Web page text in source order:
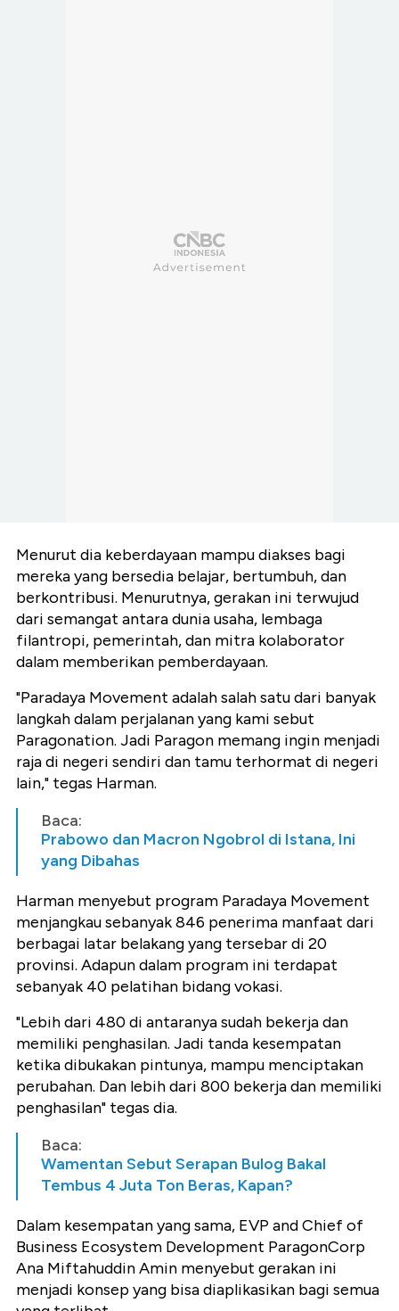
Menurut dia keberdayaan mampu diakses bagi
mereka yang bersedia belajar, bertumbuh, dan
berkontribusi. Menurutnya, gerakan ini terwujud
dari semangat antara dunia usaha, lembaga
filantropi, pemerintah, dan mitra kolaborator
dalam memberikan pemberdayaan.
"Paradaya Movement adalah salah satu dari banyak
langkah dalam perjalanan yang kami sebut
Paragonation. Jadi Paragon memang ingin menjadi
raja di negeri sendiri dan tamu terhormat di negeri
lain," tegas Harman.
Baca:
Prabowo dan Macron Ngobrol di Istana, Ini
yang Dibahas
Harman menyebut program Paradaya Movement
menjangkau sebanyak 846 penerima manfaat dari
berbagai latar belakang yang tersebar di 20
provinsi. Adapun dalam program ini terdapat
sebanyak 40 pelatihan bidang vokasi.
"Lebih dari 480 di antaranya sudah bekerja dan
memiliki penghasilan. Jadi tanda kesempatan
ketika dibukakan pintunya, mampu menciptakan
perubahan. Dan lebih dari 800 bekerja dan memiliki
penghasilan" tegas dia.
Baca:
Wamentan Sebut Serapan Bulog Bakal
Tembus 4 Juta Ton Beras, Kapan?
Dalam kesempatan yang sama, EVP and Chief of
Business Ecosystem Development ParagonCorp
Ana Miftahuddin Amin menyebut gerakan ini
menjadi konsep yang bisa diaplikasikan bagi semua